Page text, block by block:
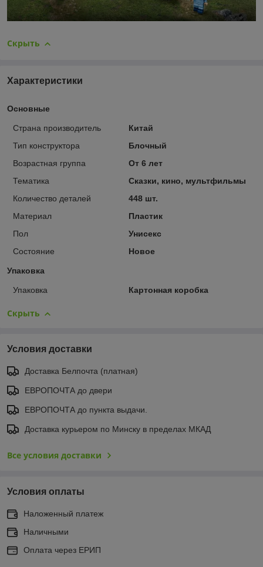
Скрыть
Характеристики
Основные
Страна производитель
Китай
Тип конструктора
Блочный
Возрастная группа
От 6 лет
Тематика
Сказки, кино, мультфильмы
Количество деталей
448 шт.
Материал
Пластик
Пол
Унисекс
Состояние
Новое
Упаковка
Упаковка Картонная коробка
Скрыть
Условия доставки
Доставка Белпочта (платная)
ЕВРОПОЧТА до двери
ЕВРОПОЧТА до пункта выдачи.
Доставка курьером по Минску в пределах МКАД
Все условия доставки
Условия оплаты
Наложенный платеж
Наличными
Оплата через ЕРИП